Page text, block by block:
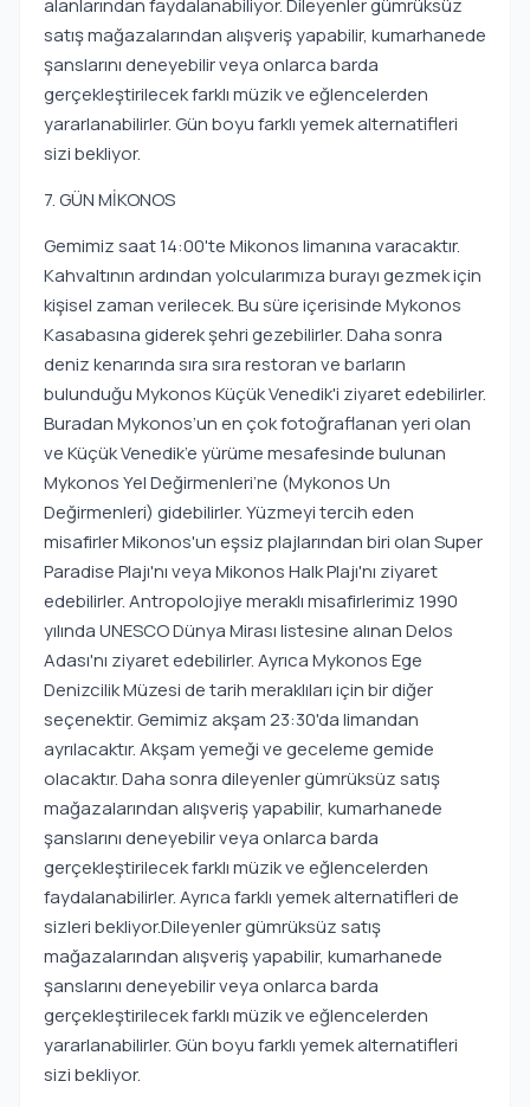
alanlarından faydalanabiliyor. Dileyenler gümrüksüz
satış mağazalarından alışveriş yapabilir, kumarhanede
şanslarını deneyebilir veya onlarca barda
gerçekleştirilecek farklı müzik ve eğlencelerden
yararlanabilirler. Gün boyu farklı yemek alternatifleri
sizi bekliyor.
7. GÜN MİKONOS
Gemimiz saat 14:00'te Mikonos limanına varacaktır.
Kahvaltının ardından yolcularımıza burayı gezmek için
kişisel zaman verilecek. Bu süre içerisinde Mykonos
Kasabasına giderek şehri gezebilirler. Daha sonra
deniz kenarında sıra sıra restoran ve barların
bulunduğu Mykonos Küçük Venedik'i ziyaret edebilirler.
Buradan Mykonos’un en çok fotoğraflanan yeri olan
ve Küçük Venedik’e yürüme mesafesinde bulunan
Mykonos Yel Değirmenleri’ne (Mykonos Un
Değirmenleri) gidebilirler. Yüzmeyi tercih eden
misafirler Mikonos'un eşsiz plajlarından biri olan Super
Paradise Plajı'nı veya Mikonos Halk Plajı'nı ziyaret
edebilirler. Antropolojiye meraklı misafirlerimiz 1990
yılında UNESCO Dünya Mirası listesine alınan Delos
Adası'nı ziyaret edebilirler. Ayrıca Mykonos Ege
Denizcilik Müzesi de tarih meraklıları için bir diğer
seçenektir. Gemimiz akşam 23:30'da limandan
ayrılacaktır. Akşam yemeği ve geceleme gemide
olacaktır. Daha sonra dileyenler gümrüksüz satış
mağazalarından alışveriş yapabilir, kumarhanede
şanslarını deneyebilir veya onlarca barda
gerçekleştirilecek farklı müzik ve eğlencelerden
faydalanabilirler. Ayrıca farklı yemek alternatifleri de
sizleri bekliyor.Dileyenler gümrüksüz satış
mağazalarından alışveriş yapabilir, kumarhanede
şanslarını deneyebilir veya onlarca barda
gerçekleştirilecek farklı müzik ve eğlencelerden
yararlanabilirler. Gün boyu farklı yemek alternatifleri
sizi bekliyor.